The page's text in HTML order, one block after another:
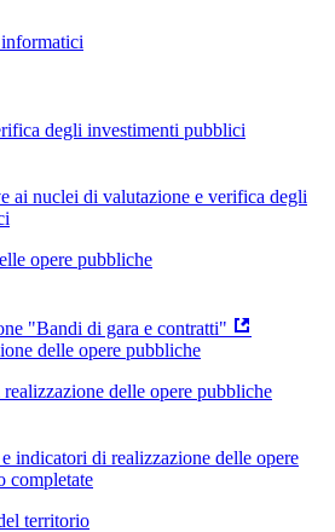
degli investimenti pubblici
ai nuclei di valutazione e verifica degli
opere pubbliche
"Bandi di gara e contratti"
delle opere pubbliche
delle opere pubbliche
indicatori di realizzazione delle opere
completate
territorio